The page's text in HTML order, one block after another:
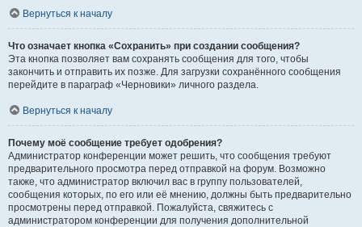
Вернуться к началу
Что означает кнопка «Сохранить» при создании сообщения?
Эта кнопка позволяет вам сохранять сообщения для того, чтобы
закончить и отправить их позже. Для загрузки сохранённого сообщения
перейдите в параграф «Черновики» личного раздела.
Вернуться к началу
Почему моё сообщение требует одобрения?
Администратор конференции может решить, что сообщения требуют
предварительного просмотра перед отправкой на форум. Возможно
также, что администратор включил вас в группу пользователей,
сообщения которых, по его или её мнению, должны быть предварительно
просмотрены перед отправкой. Пожалуйста, свяжитесь с
администратором конференции для получения дополнительной